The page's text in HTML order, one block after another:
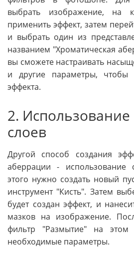
выбрать изображение, на
применить эффект, затем
и выбрать один из
названием "Хроматическая
вы сможете настраивать
и другие параметры, чтобы
эффекта.
2.
слоев
Другой способ создания
аберрации - использование
этого нужно создать новый
инструмент "Кисть". Затем
будет создан эффект, и
мазков на изображение.
фильтр "Размытие" на этом
необходимые параметры.